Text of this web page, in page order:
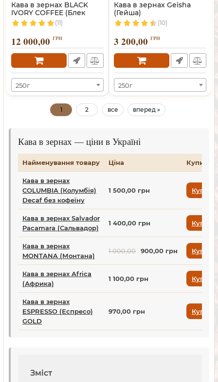
Кава в зернах BLACK
IVORY COFFEE (Блек
Айворі)
(11)
12 000,00 ГРН
250г
Кава в зернах Geisha
(Гейша)
(10)
3 200,00 ГРН
250г
1 2 все вперед »
Кава в зернах — ціни в Україні
Найменування товару Ціна Купити
Кава в зернах
COLUMBIA (Колумбія)
Decaf без кофеїну
1 500,00 грн Купити
Кава в зернах Salvador
Pacamara (Сальвадор)
1 400,00 грн Купити
Кава в зернах
MONTANA (Монтана)
1 000,00 900,00 грн Купити
Кава в зернах Africa
(Африка)
1 100,00 грн Купити
Кава в зернах
ESPRESSO (Еспресо)
GOLD
970,00 грн Купити
Зміст